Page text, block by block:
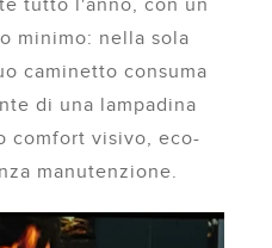
tutto l'anno, con un
minimo: nella sola
caminetto consuma
di una lampadina
comfort visivo, eco-
manutenzione.